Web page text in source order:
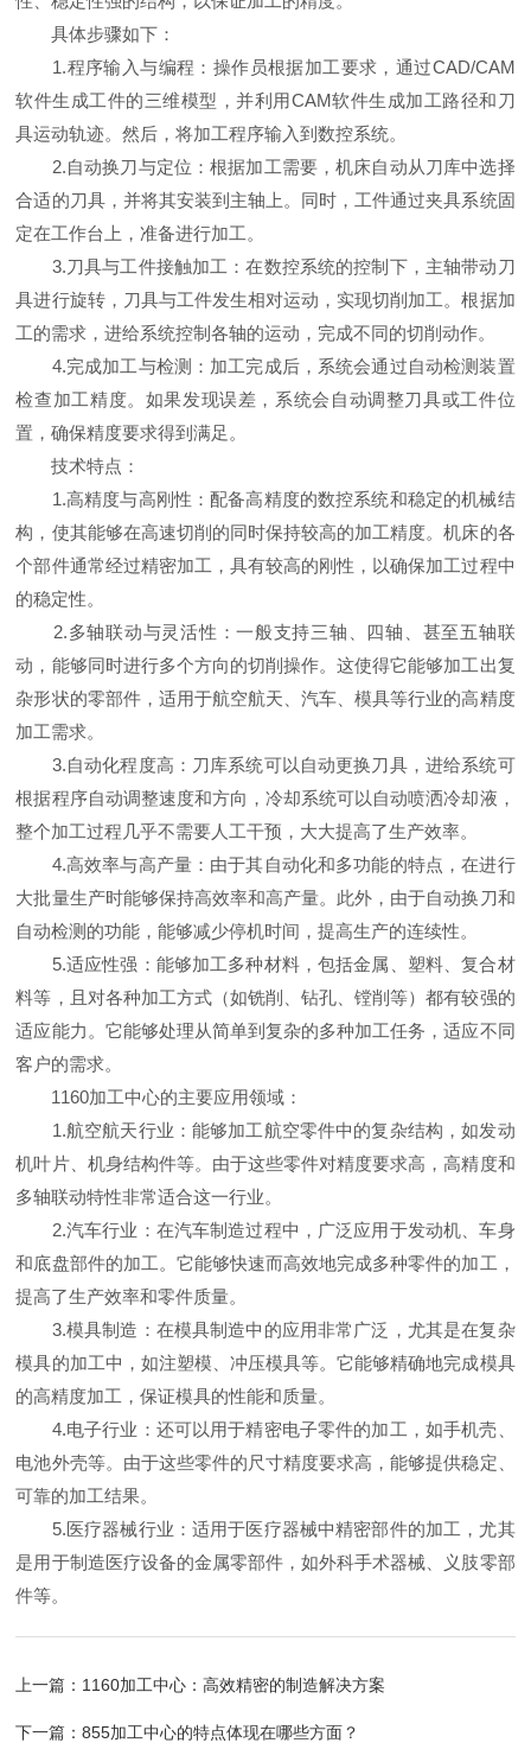
具体步骤如下：
1.程序输入与编程：操作员根据加工要求，通过CAD/CAM
软件生成工件的三维模型，并利用CAM软件生成加工路径和刀
具运动轨迹。然后，将加工程序输入到数控系统。
2.自动换刀与定位：根据加工需要，机床自动从刀库中选择
合适的刀具，并将其安装到主轴上。同时，工件通过夹具系统固
定在工作台上，准备进行加工。
3.刀具与工件接触加工：在数控系统的控制下，主轴带动刀
具进行旋转，刀具与工件发生相对运动，实现切削加工。根据加
工的需求，进给系统控制各轴的运动，完成不同的切削动作。
4.完成加工与检测：加工完成后，系统会通过自动检测装置
检查加工精度。如果发现误差，系统会自动调整刀具或工件位
置，确保精度要求得到满足。
技术特点：
1.高精度与高刚性：配备高精度的数控系统和稳定的机械结
构，使其能够在高速切削的同时保持较高的加工精度。机床的各
个部件通常经过精密加工，具有较高的刚性，以确保加工过程中
的稳定性。
2.多轴联动与灵活性：一般支持三轴、四轴、甚至五轴联
动，能够同时进行多个方向的切削操作。这使得它能够加工出复
杂形状的零部件，适用于航空航天、汽车、模具等行业的高精度
加工需求。
3.自动化程度高：刀库系统可以自动更换刀具，进给系统可
根据程序自动调整速度和方向，冷却系统可以自动喷洒冷却液，
整个加工过程几乎不需要人工干预，大大提高了生产效率。
4.高效率与高产量：由于其自动化和多功能的特点，在进行
大批量生产时能够保持高效率和高产量。此外，由于自动换刀和
自动检测的功能，能够减少停机时间，提高生产的连续性。
5.适应性强：能够加工多种材料，包括金属、塑料、复合材
料等，且对各种加工方式（如铣削、钻孔、镗削等）都有较强的
适应能力。它能够处理从简单到复杂的多种加工任务，适应不同
客户的需求。
1160加工中心的主要应用领域：
1.航空航天行业：能够加工航空零件中的复杂结构，如发动
机叶片、机身结构件等。由于这些零件对精度要求高，高精度和
多轴联动特性非常适合这一行业。
2.汽车行业：在汽车制造过程中，广泛应用于发动机、车身
和底盘部件的加工。它能够快速而高效地完成多种零件的加工，
提高了生产效率和零件质量。
3.模具制造：在模具制造中的应用非常广泛，尤其是在复杂
模具的加工中，如注塑模、冲压模具等。它能够精确地完成模具
的高精度加工，保证模具的性能和质量。
4.电子行业：还可以用于精密电子零件的加工，如手机壳、
电池外壳等。由于这些零件的尺寸精度要求高，能够提供稳定、
可靠的加工结果。
5.医疗器械行业：适用于医疗器械中精密部件的加工，尤其
是用于制造医疗设备的金属零部件，如外科手术器械、义肢零部
件等。
上一篇： 1160加工中心：高效精密的制造解决方案
下一篇：855加工中心的特点体现在哪些方面？